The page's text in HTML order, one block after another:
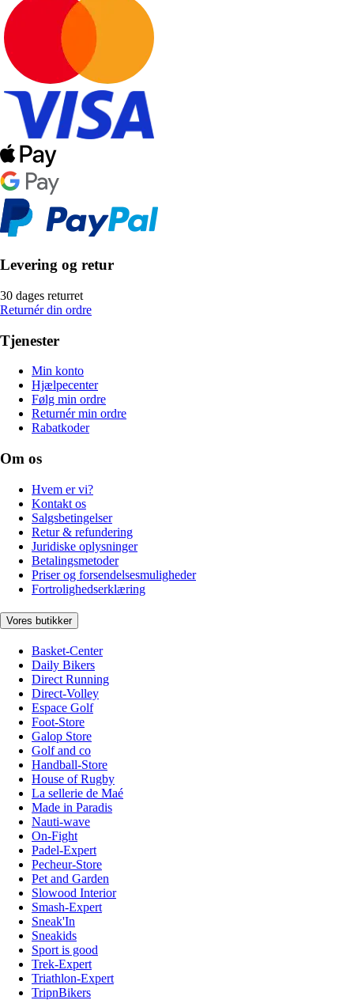
Levering og retur
30 dages returret
Returnér din ordre
Tjenester
Min konto
Hjælpecenter
Følg min ordre
Returnér min ordre
Rabatkoder
Om os
Hvem er vi?
Kontakt os
Salgsbetingelser
Retur & refundering
Juridiske oplysninger
Betalingsmetoder
Priser og forsendelsesmuligheder
Fortrolighedserklæring
Vores butikker
Basket-Center
Daily Bikers
Direct Running
Direct-Volley
Espace Golf
Foot-Store
Galop Store
Golf and co
Handball-Store
House of Rugby
La sellerie de Maé
Made in Paradis
Nauti-wave
On-Fight
Padel-Expert
Pecheur-Store
Pet and Garden
Slowood Interior
Smash-Expert
Sneak'In
Sneakids
Sport is good
Trek-Expert
Triathlon-Expert
TripnBikers